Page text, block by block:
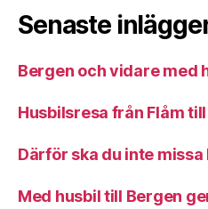
Senaste
Bergen och vidare med
Husbilsresa från Flåm
Därför ska du inte missa
Med husbil till Bergen